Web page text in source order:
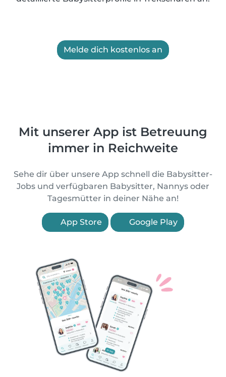
Melde dich kostenlos an
Mit unserer App ist Betreuung
immer in Reichweite
Sehe dir über unsere App schnell die Babysitter-
Jobs und verfügbaren Babysitter, Nannys oder
Tagesmütter in deiner Nähe an!
App Store Google Play